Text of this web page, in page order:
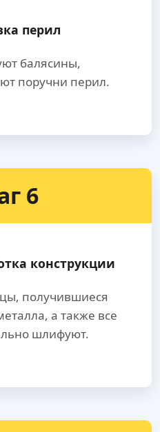
перил
балясины,
поручни перил.
6
конструкции
получившиеся
а также все
шлифуют.